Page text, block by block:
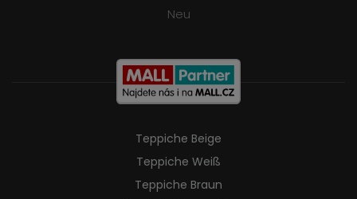
Neu
Teppiche Beige
Teppiche Weiß
Teppiche Braun